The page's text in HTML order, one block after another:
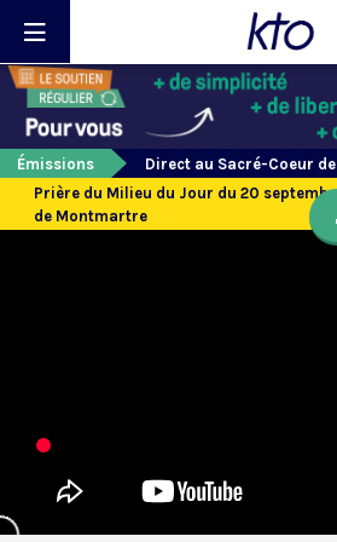
Émissions
Direct au Sacré-Coeur
Prière du Milieu du Jour du 20
de Montmartre